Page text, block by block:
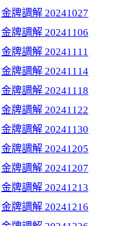
金牌調解 20241027
金牌調解 20241106
金牌調解 20241111
金牌調解 20241114
金牌調解 20241118
金牌調解 20241122
金牌調解 20241130
金牌調解 20241205
金牌調解 20241207
金牌調解 20241213
金牌調解 20241216